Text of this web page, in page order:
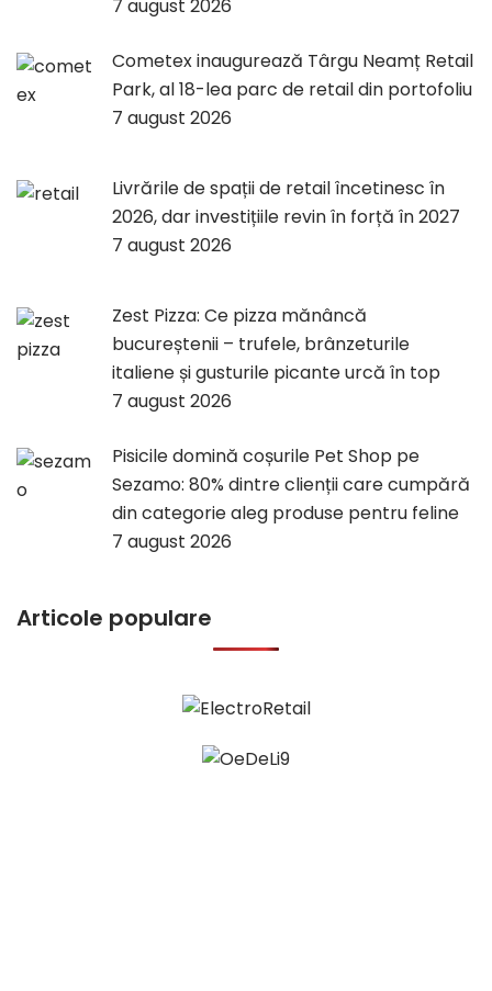
7 august 2026
Cometex inaugurează Târgu Neamț Retail
Park, al 18-lea parc de retail din portofoliu
7 august 2026
Livrările de spații de retail încetinesc în
2026, dar investițiile revin în forță în 2027
7 august 2026
Zest Pizza: Ce pizza mănâncă
bucureștenii – trufele, brânzeturile
italiene și gusturile picante urcă în top
7 august 2026
Pisicile domină coșurile Pet Shop pe
Sezamo: 80% dintre clienții care cumpără
din categorie aleg produse pentru feline
7 august 2026
Articole populare